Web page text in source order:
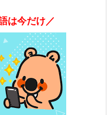
は今だけ／